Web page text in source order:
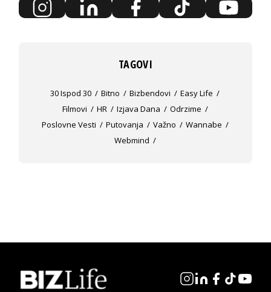
TAGOVI
30 Ispod 30 Bitno Bizbendovi
Easy Life
Filmovi
HR Izjava Dana
Odrzime
Poslovne Vesti
Putovanja Važno
Wannabe
Webmind